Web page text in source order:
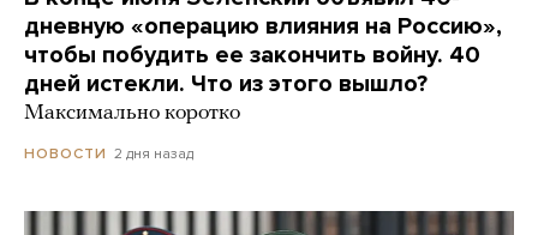
дневную «операцию влияния на Россию»,
чтобы побудить ее закончить войну. 40
дней истекли. Что из этого вышло?
Максимально коротко
НОВОСТИ 2 дня назад